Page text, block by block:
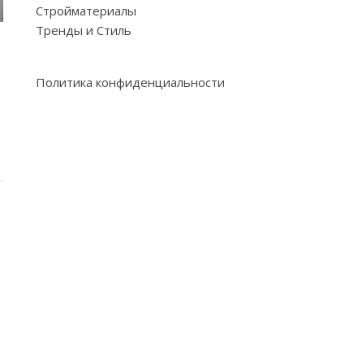
Стройматериалы
Тренды и Стиль
Политика конфиденциальности